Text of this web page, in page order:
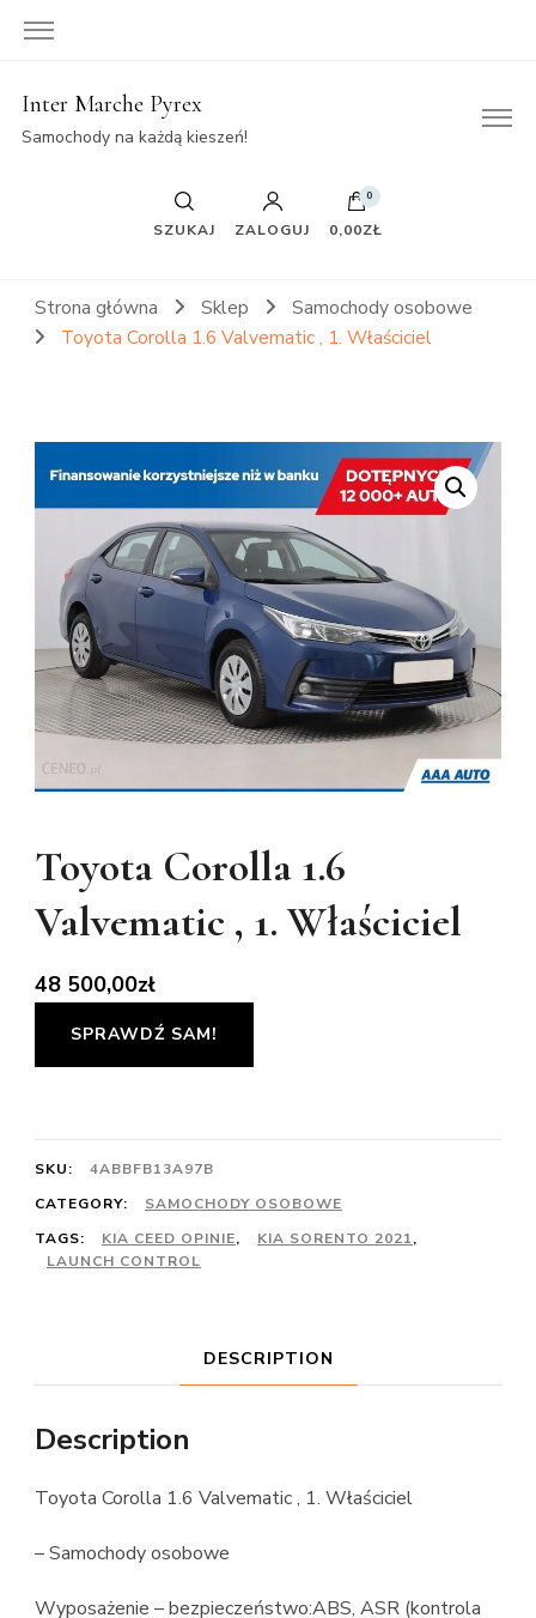
Inter Marche Pyrex
Samochody na każdą kieszeń!
SZUKAJ ZALOGUJ
0
0,00ZŁ
Strona główna Sklep
Samochody osobowe
Toyota Corolla 1.6 Valvematic , 1. Właściciel
Toyota Corolla 1.6
Valvematic , 1. Właściciel
48 500,00zł
SPRAWDŹ SAM!
SKU:
4ABBFB13A97B
CATEGORY:
SAMOCHODY OSOBOWE
TAGS:
KIA CEED OPINIE, KIA SORENTO 2021,
LAUNCH CONTROL
DESCRIPTION
Description
Toyota Corolla 1.6 Valvematic , 1. Właściciel
– Samochody osobowe
Wyposażenie – bezpieczeństwo:ABS, ASR (kontrola